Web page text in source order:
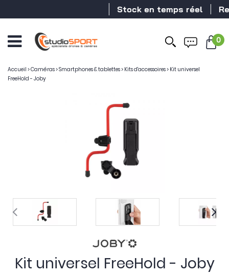
Stock en temps réel
0
Accueil >Caméras>Smartphones & tablettes> Kits d'accessoires> Kit universel
FreeHold - Joby
Kit universel FreeHold - Joby